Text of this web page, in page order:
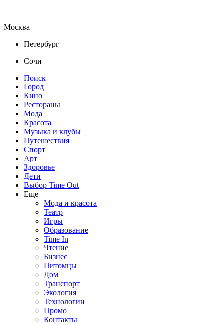
Москва
Петербург
Сочи
Поиск
Город
Кино
Рестораны
Мода
Красота
Музыка и клубы
Путешествия
Спорт
Арт
Здоровье
Дети
Выбор Time Out
Еще
Мода и красота
Театр
Игры
Образование
Time In
Чтение
Бизнес
Питомцы
Дом
Транспорт
Экология
Технологии
Промо
Контакты